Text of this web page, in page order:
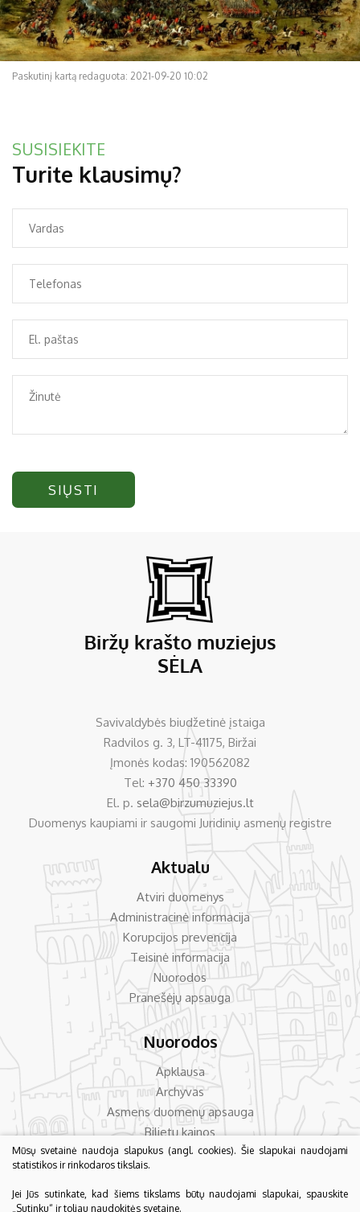
Paskutinį kartą redaguota: 2021-09-20 10:02
SUSISIEKITE
Turite klausimų?
SIŲSTI
Savivaldybės biudžetinė įstaiga
Radvilos g. 3, LT-41175, Biržai
Įmonės kodas: 190562082
Tel: +370 450 33390
El. p. sela@birzumuziejus.lt
Duomenys kaupiami ir saugomi Juridinių asmenų registre
Aktualu
Atviri duomenys
Administracinė informacija
Korupcijos prevencija
Teisinė informacija
Nuorodos
Pranešėjų apsauga
Nuorodos
Apklausa
Archyvas
Asmens duomenų apsauga
Bilietų kainos
Dažniausiai užduodami klausimai
Konsultavimas su visuomene
Mūsų svetainė naudoja slapukus (angl. cookies). Šie slapukai naudojami
statistikos ir rinkodaros tikslais.
Jei Jūs sutinkate, kad šiems tikslams būtų naudojami slapukai, spauskite
„Sutinku“ ir toliau naudokitės svetaine.